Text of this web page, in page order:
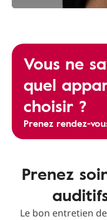
Vous ne
quel
choisir ?
Prenez rendez-
Prenez
Le bon entretien